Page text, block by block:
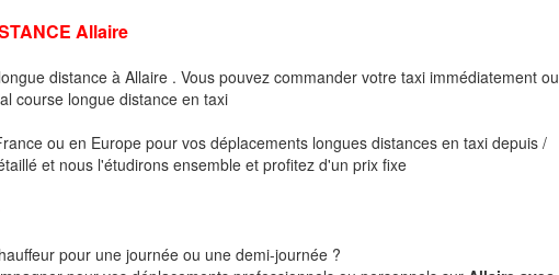
Allaire
distance à Allaire . Vous pouvez commander votre taxi immédiatement ou
course longue distance en taxi
ou en Europe pour vos déplacements longues distances en taxi depuis /
et nous l'étudirons ensemble et profitez d'un prix fixe
pour une journée ou une demi-journée ?